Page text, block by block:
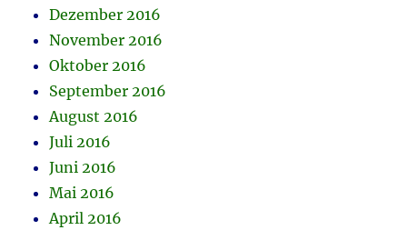
Dezember 2016
November 2016
Oktober 2016
September 2016
August 2016
Juli 2016
Juni 2016
Mai 2016
April 2016